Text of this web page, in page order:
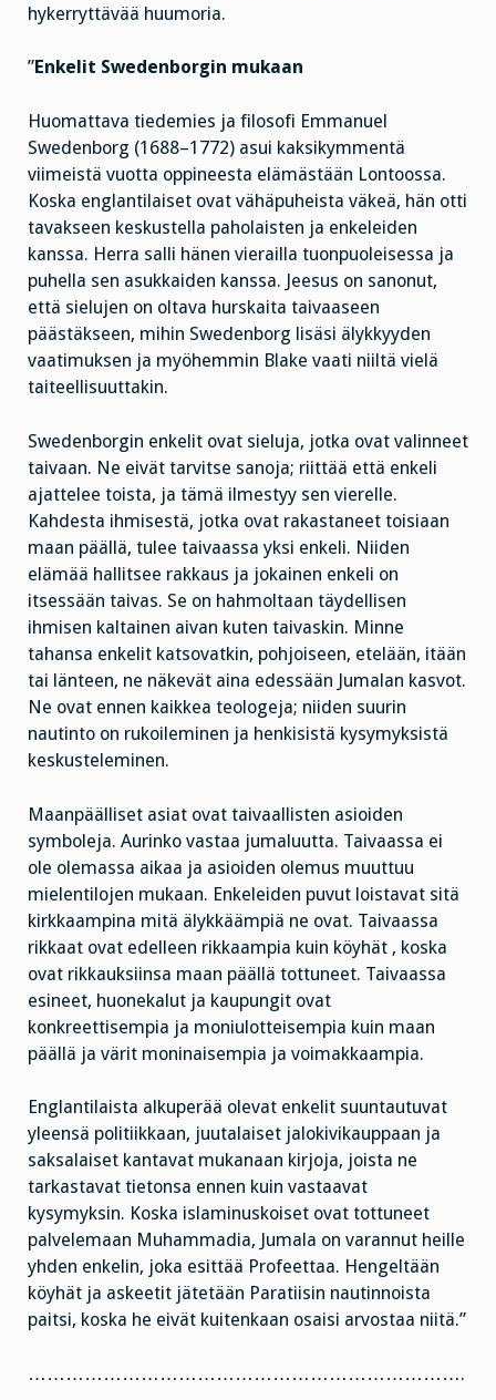
hykerryttävää huumoria.
”Enkelit Swedenborgin mukaan
Huomattava tiedemies ja filosofi Emmanuel
Swedenborg (1688–1772) asui kaksikymmentä
viimeistä vuotta oppineesta elämästään Lontoossa.
Koska englantilaiset ovat vähäpuheista väkeä, hän otti
tavakseen keskustella paholaisten ja enkeleiden
kanssa. Herra salli hänen vierailla tuonpuoleisessa ja
puhella sen asukkaiden kanssa. Jeesus on sanonut,
että sielujen on oltava hurskaita taivaaseen
päästäkseen, mihin Swedenborg lisäsi älykkyyden
vaatimuksen ja myöhemmin Blake vaati niiltä vielä
taiteellisuuttakin.
Swedenborgin enkelit ovat sieluja, jotka ovat valinneet
taivaan. Ne eivät tarvitse sanoja; riittää että enkeli
ajattelee toista, ja tämä ilmestyy sen vierelle.
Kahdesta ihmisestä, jotka ovat rakastaneet toisiaan
maan päällä, tulee taivaassa yksi enkeli. Niiden
elämää hallitsee rakkaus ja jokainen enkeli on
itsessään taivas. Se on hahmoltaan täydellisen
ihmisen kaltainen aivan kuten taivaskin. Minne
tahansa enkelit katsovatkin, pohjoiseen, etelään, itään
tai länteen, ne näkevät aina edessään Jumalan kasvot.
Ne ovat ennen kaikkea teologeja; niiden suurin
nautinto on rukoileminen ja henkisistä kysymyksistä
keskusteleminen.
Maanpäälliset asiat ovat taivaallisten asioiden
symboleja. Aurinko vastaa jumaluutta. Taivaassa ei
ole olemassa aikaa ja asioiden olemus muuttuu
mielentilojen mukaan. Enkeleiden puvut loistavat sitä
kirkkaampina mitä älykkäämpiä ne ovat. Taivaassa
rikkaat ovat edelleen rikkaampia kuin köyhät , koska
ovat rikkauksiinsa maan päällä tottuneet. Taivaassa
esineet, huonekalut ja kaupungit ovat
konkreettisempia ja moniulotteisempia kuin maan
päällä ja värit moninaisempia ja voimakkaampia.
Englantilaista alkuperää olevat enkelit suuntautuvat
yleensä politiikkaan, juutalaiset jalokivikauppaan ja
saksalaiset kantavat mukanaan kirjoja, joista ne
tarkastavat tietonsa ennen kuin vastaavat
kysymyksin. Koska islaminuskoiset ovat tottuneet
palvelemaan Muhammadia, Jumala on varannut heille
yhden enkelin, joka esittää Profeettaa. Hengeltään
köyhät ja askeetit jätetään Paratiisin nautinnoista
paitsi, koska he eivät kuitenkaan osaisi arvostaa niitä.”
…………………………………………………………….